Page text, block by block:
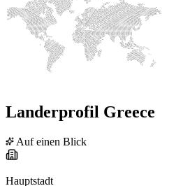
Landerprofil Greece
Auf einen Blick
Hauptstadt